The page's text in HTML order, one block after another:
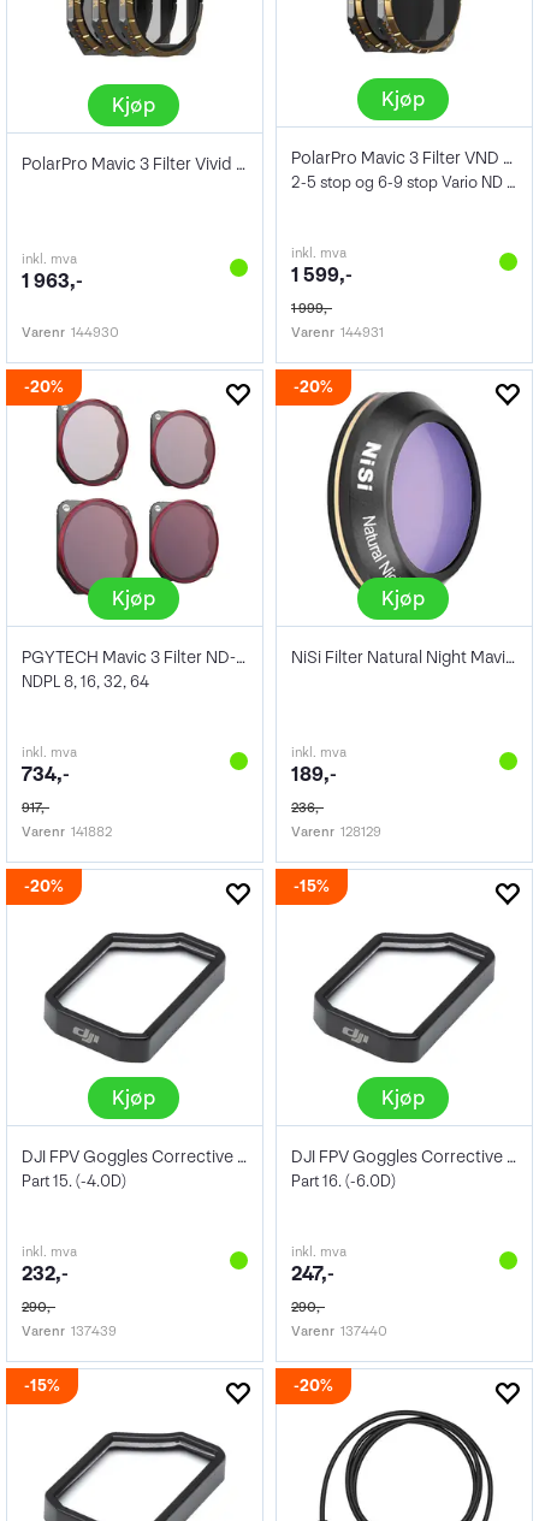
Kjøp
PolarPro Mavic 3 Filter Vivid Collection
inkl. mva
1 963,-
Varenr 144930
Kjøp
PolarPro Mavic 3 Filter VND 2 pk
2-5 stop og 6-9 stop Vario ND filtre
inkl. mva
1 599,-
1 999,-
Varenr 144931
20%
Kjøp
PGYTECH Mavic 3 Filter ND-PL Set Pro
NDPL 8, 16, 32, 64
inkl. mva
734,-
917,-
Varenr 141882
20%
Kjøp
NiSi Filter Natural Night Mavic Pro
inkl. mva
189,-
236,-
Varenr 128129
20%
Kjøp
DJI FPV Goggles Corrective Lenses
Part 15. (-4.0D)
inkl. mva
232,-
290,-
Varenr 137439
15%
Kjøp
DJI FPV Goggles Corrective Lenses
Part 16. (-6.0D)
inkl. mva
247,-
290,-
Varenr 137440
15% 20%